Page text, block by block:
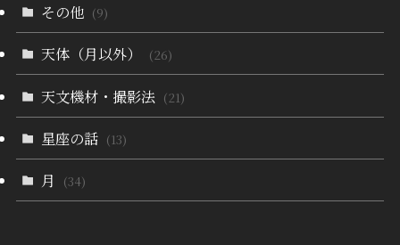
その他 (9)
天体（月以外） (26)
天文機材・撮影法 (21)
星座の話 (13)
月 (34)